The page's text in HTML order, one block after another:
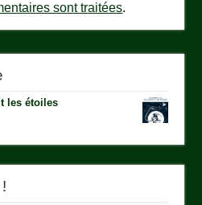
sont traitées.
les étoiles